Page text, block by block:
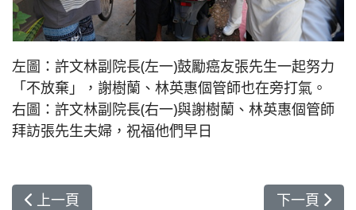
左圖：許文林副院長(左一)鼓勵癌友張先生一起努力
「不放棄」，謝樹蘭、林英惠個管師也在旁打氣。
右圖：許文林副院長(右一)與謝樹蘭、林英惠個管師
拜訪張先生夫婦，祝福他們早日
上一篇文章: 法律與醫療雙向交流：花蓮地方法院院
上一頁 下一篇文章
下一頁